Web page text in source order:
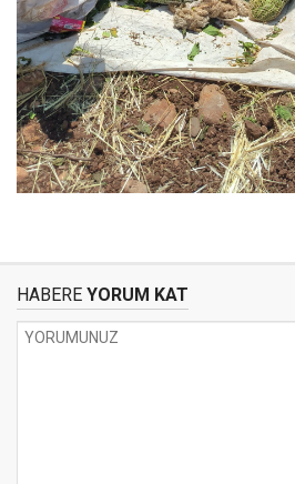
HABERE YORUM KAT